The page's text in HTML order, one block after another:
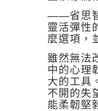
——省思
靈活彈性
麼選項，
雖然無法
中的心理
大的工具
不開的失
能柔韌堅